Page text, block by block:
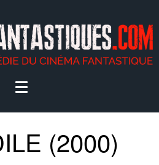
(2000)